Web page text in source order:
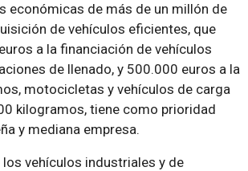
económicas de más de un millón de
de vehículos eficientes, que
a la financiación de vehículos
de llenado, y 500.000 euros a la
motocicletas y vehículos de carga
kilogramos, tiene como prioridad
y mediana empresa.
los vehículos industriales y de